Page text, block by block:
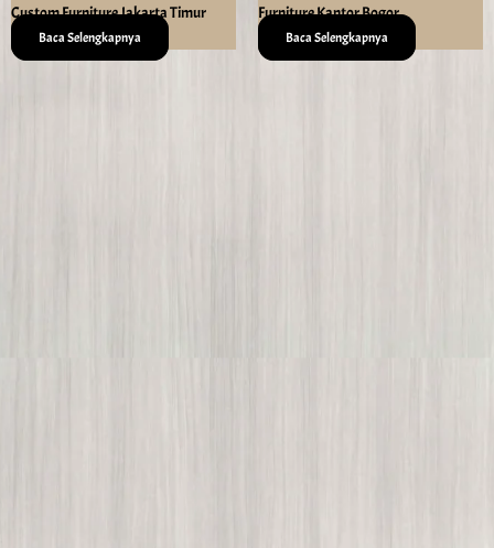
Custom Furniture Jakarta Timur
Baca Selengkapnya
Furniture Kantor Bogor
Baca Selengkapnya